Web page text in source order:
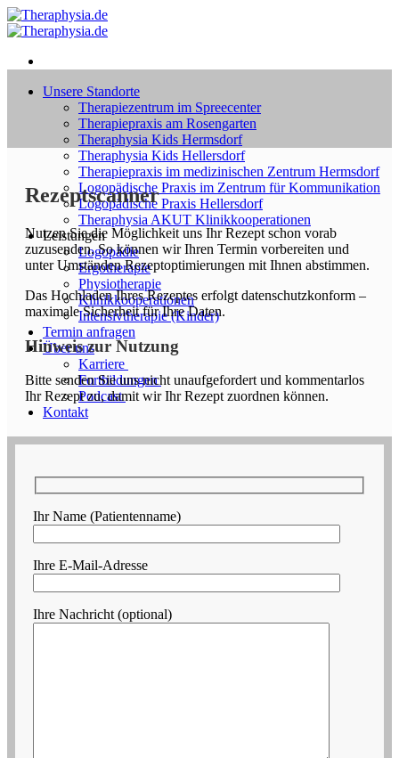
Zum
Inhalt
Unsere Standorte
Therapiezentrum im Spreecenter
Therapiepraxis am Rosengarten
Theraphysia Kids Hermsdorf
Theraphysia Kids Hellersdorf
Therapiepraxis im medizinischen Zentrum Hermsdorf
Logopädische Praxis im Zentrum für Kommunikation
Logopädische Praxis Hellersdorf
Theraphysia AKUT Klinikkooperationen
Leistungen
Logopädie
Ergotherapie
Physiotherapie
Klinikkooperationen
Intensivtherapie (Kinder)
Termin anfragen
Über uns
Karriere
Fortbildungen
Podcast
Kontakt
Rezeptscanner
Nutzen Sie die Möglichkeit uns Ihr Rezept schon vorab
zuzusenden. So können wir Ihren Termin vorbereiten und
unter Umständen Rezeptoptimierungen mit Ihnen abstimmen.
Das Hochladen Ihres Rezeptes erfolgt datenschutzkonform –
maximale Sicherheit für Ihre Daten.
Hinweis zur Nutzung
Bitte senden Sie uns nicht unaufgefordert und kommentarlos
Ihr Rezept zu, damit wir Ihr Rezept zuordnen können.
Ihr Name (Patientenname)
Ihre E-Mail-Adresse
Ihre Nachricht (optional)